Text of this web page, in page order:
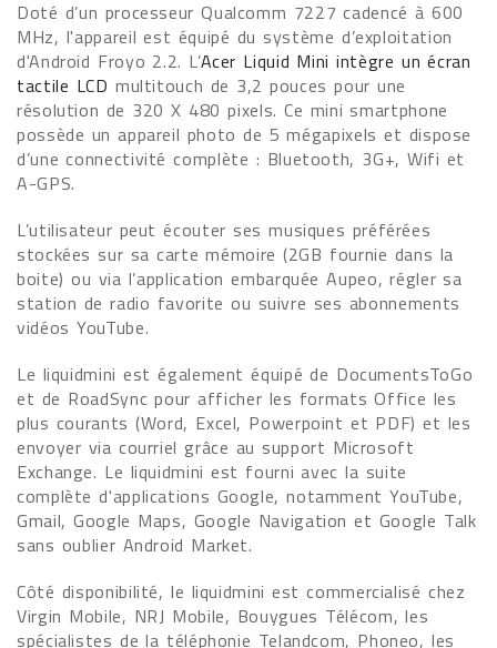
Doté d’un processeur Qualcomm 7227 cadencé à 600
MHz, l'appareil est équipé du système d’exploitation
d'Android Froyo 2.2. L’Acer Liquid Mini intègre un écran
tactile LCD multitouch de 3,2 pouces pour une
résolution de 320 X 480 pixels. Ce mini smartphone
possède un appareil photo de 5 mégapixels et dispose
d’une connectivité complète : Bluetooth, 3G+, Wifi et
A-GPS.
L’utilisateur peut écouter ses musiques préférées
stockées sur sa carte mémoire (2GB fournie dans la
boite) ou via l’application embarquée Aupeo, régler sa
station de radio favorite ou suivre ses abonnements
vidéos YouTube.
Le liquidmini est également équipé de DocumentsToGo
et de RoadSync pour afficher les formats Office les
plus courants (Word, Excel, Powerpoint et PDF) et les
envoyer via courriel grâce au support Microsoft
Exchange. Le liquidmini est fourni avec la suite
complète d'applications Google, notamment YouTube,
Gmail, Google Maps, Google Navigation et Google Talk
sans oublier Android Market.
Côté disponibilité, le liquidmini est commercialisé chez
Virgin Mobile, NRJ Mobile, Bouygues Télécom, les
spécialistes de la téléphonie Telandcom, Phoneo, les